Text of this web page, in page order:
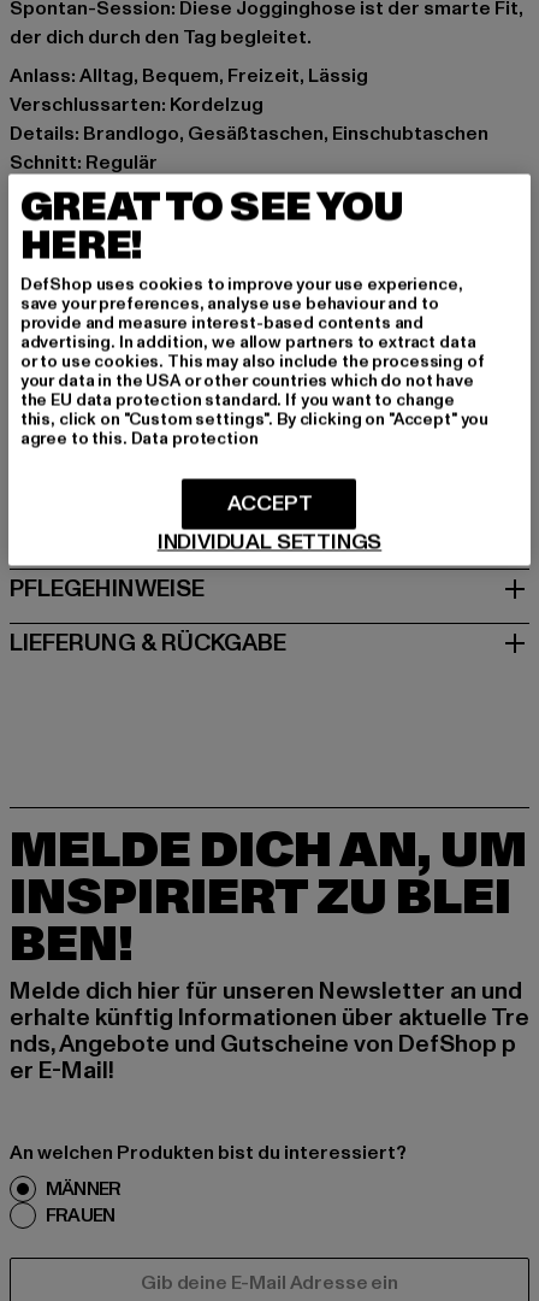
Spontan-Session: Diese Jogginghose ist der smarte Fit,
der dich durch den Tag begleitet.
Anlass: Alltag, Bequem, Freizeit, Lässig
Verschlussarten: Kordelzug
Details: Brandlogo, Gesäßtaschen, Einschubtaschen
Schnitt: Regulär
Marke: Just Rhyse
Kat.: Trousers - Sweat
Farbe: beige
Hersteller Farbe: sand
Materialzusammensetzung: 100% Baumwolle
Art.Nr: JRSP561-00208
Hersteller: TB International GmbH |info@tbint.de
Dr.-Robert-Murjahn-Straße 7 | 64372 Ober-Ramstadt |
DE
GRÖSSE & PASSFORM
PFLEGEHINWEISE
LIEFERUNG & RÜCKGABE
MELDE DICH AN, UM
INSPIRIERT ZU BLEI
BEN!
Melde dich hier für unseren Newsletter an und
erhalte künftig Informationen über aktuelle Tre
nds, Angebote und Gutscheine von DefShop p
er E-Mail!
An welchen Produkten bist du interessiert?
MÄNNER
FRAUEN
GREAT TO SEE YOU
HERE!
DefShop uses cookies to improve your use experience,
save your preferences, analyse use behaviour and to
provide and measure interest-based contents and
advertising. In addition, we allow partners to extract data
or to use cookies. This may also include the processing of
your data in the USA or other countries which do not have
the EU data protection standard. If you want to change
this, click on "Custom settings". By clicking on "Accept" you
agree to this. Data protection
INDIVIDUAL SETTINGS
ACCEPT